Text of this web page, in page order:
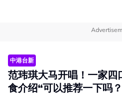
中港台新
范玮琪大马开唱！一家四
食介绍“可以推荐一下吗